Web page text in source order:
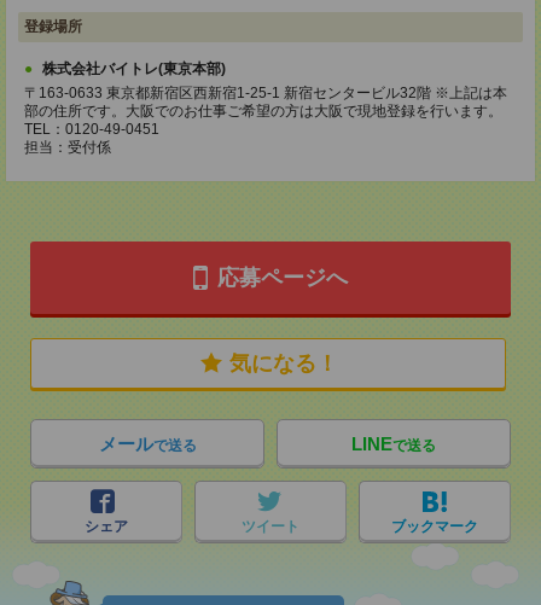
登録場所
株式会社バイトレ(東京本部)
〒163-0633 東京都新宿区西新宿1-25-1 新宿センタービル32階 ※上記は本
部の住所です。大阪でのお仕事ご希望の方は大阪で現地登録を行います。
TEL：0120-49-0451
担当：受付係
応募ページへ
気になる！
メールで送る LINEで送る
シェア ツイート ブックマーク